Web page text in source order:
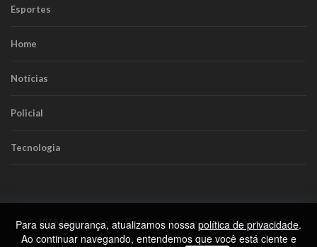
Esportes
Home
Notícias
Policial
Tecnologia
RR Mais. Todos os Direitos Reservados.Política de
Privacidade
Para sua segurança, atualizamos nossa política de privacidade.
Ao continuar navegando, entendemos que você está ciente e